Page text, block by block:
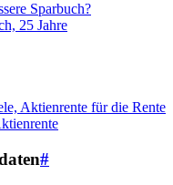
Sparbuch?
25 Jahre
Aktienrente für die Rente
#